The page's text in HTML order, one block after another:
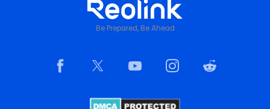
Be Prepared, Be Ahead